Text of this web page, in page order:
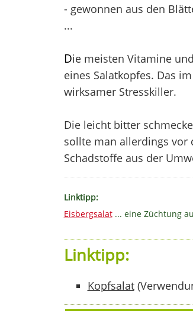
- gewonnen aus den
...
Die meisten Vitamine
eines Salatkopfes. Das
wirksamer Stresskiller.
Die leicht bitter
sollte man allerdings vor
Schadstoffe aus der
Linktipp:
Eisbergsalat... eine Züchtung
Linktipp:
Kopfsalat